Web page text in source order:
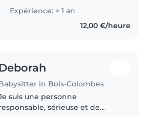
actuellement en France avec un
visa vacances-travail. Au Chili, je
Expérience: > 1 an
12,00 €/heure
Deborah
in Bois-Colombes
suis une personne
sérieuse et de